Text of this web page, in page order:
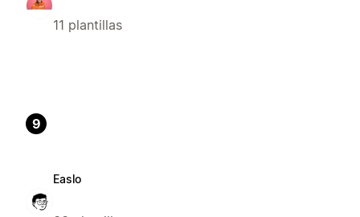
11 plantillas
9
Easlo